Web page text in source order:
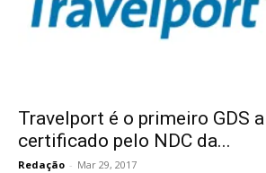
Travelport é o primeiro GDS
certificado pelo NDC da...
Redação - Mar 29, 2017